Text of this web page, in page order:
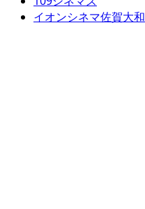
イオンシネマ佐賀大和